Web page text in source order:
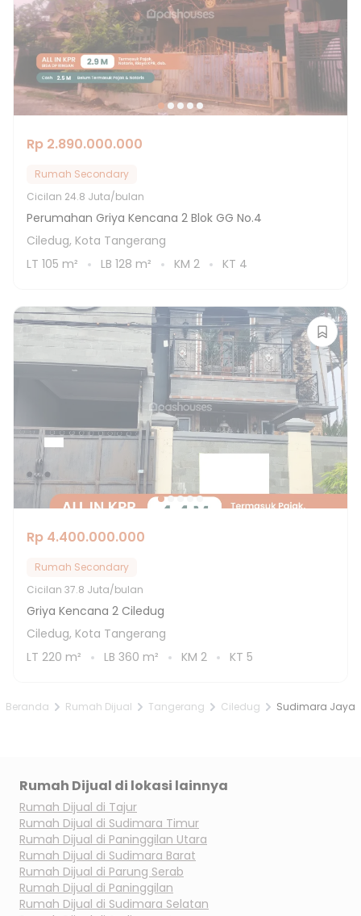
Rp 2.890.000.000
Rumah Secondary
Cicilan 24.8 Juta/bulan
Perumahan Griya Kencana 2 Blok GG No.4
Ciledug, Kota Tangerang
LT 105 m² LB 128 m² KM 2 KT 4
Rp 4.400.000.000
Rumah Secondary
Cicilan 37.8 Juta/bulan
Griya Kencana 2 Ciledug
Ciledug, Kota Tangerang
LT 220 m² LB 360 m² KM 2 KT 5
Beranda Rumah Dijual Tangerang Ciledug Sudimara Jaya
Rumah Dijual di lokasi lainnya
Rumah Dijual di Tajur
Rumah Dijual di Sudimara Timur
Rumah Dijual di Paninggilan Utara
Rumah Dijual di Sudimara Barat
Rumah Dijual di Parung Serab
Rumah Dijual di Paninggilan
Rumah Dijual di Sudimara Selatan